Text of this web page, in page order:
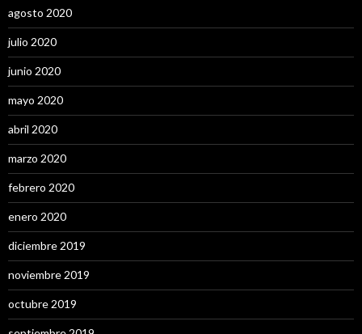
agosto 2020
julio 2020
junio 2020
mayo 2020
abril 2020
marzo 2020
febrero 2020
enero 2020
diciembre 2019
noviembre 2019
octubre 2019